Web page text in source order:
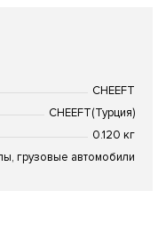
CHEEFT
CHEEFT(Турция)
0.120 кг
грузовые автомобили